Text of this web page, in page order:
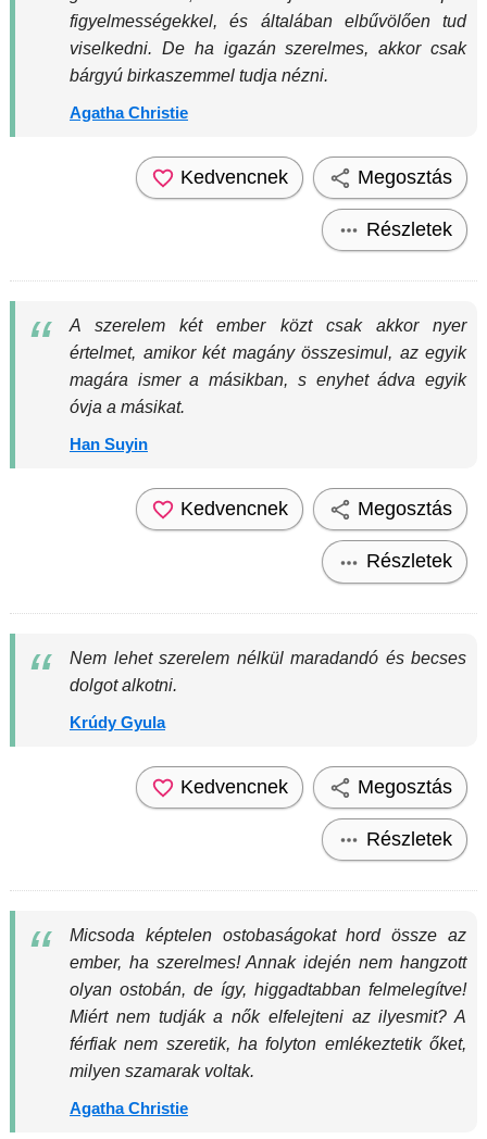
figyelmességekkel, és általában elbűvölően tud
viselkedni. De ha igazán szerelmes, akkor csak
bárgyú birkaszemmel tudja nézni.
Agatha Christie
Kedvencnek Megosztás
Részletek
A szerelem két ember közt csak akkor nyer
értelmet, amikor két magány összesimul, az egyik
magára ismer a másikban, s enyhet ádva egyik
óvja a másikat.
Han Suyin
Kedvencnek Megosztás
Részletek
Nem lehet szerelem nélkül maradandó és becses
dolgot alkotni.
Krúdy Gyula
Kedvencnek Megosztás
Részletek
Micsoda képtelen ostobaságokat hord össze az
ember, ha szerelmes! Annak idején nem hangzott
olyan ostobán, de így, higgadtabban felmelegítve!
Miért nem tudják a nők elfelejteni az ilyesmit? A
férfiak nem szeretik, ha folyton emlékeztetik őket,
milyen szamarak voltak.
Agatha Christie